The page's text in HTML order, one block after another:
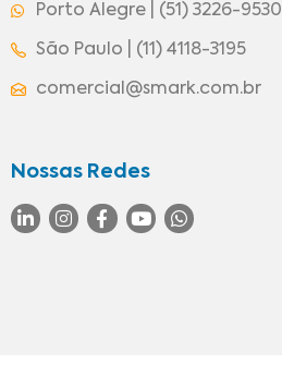
Porto Alegre | (51) 3226-9530
São Paulo | (11) 4118-3195
comercial@smark.com.br
Nossas Redes